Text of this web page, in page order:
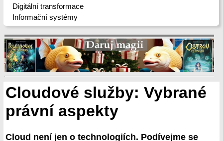
Digitální transformace
Informační systémy
Cloudové služby: Vybrané
právní aspekty
Cloud není jen o technologiích. Podívejme se